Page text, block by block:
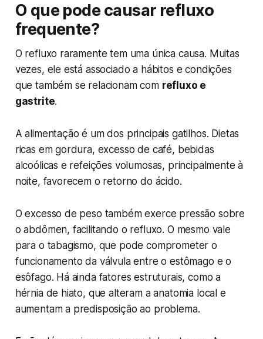
O que pode causar refluxo
frequente?
O refluxo raramente tem uma única causa. Muitas
vezes, ele está associado a hábitos e condições
que também se relacionam com refluxo e
gastrite.
A alimentação é um dos principais gatilhos. Dietas
ricas em gordura, excesso de café, bebidas
alcoólicas e refeições volumosas, principalmente à
noite, favorecem o retorno do ácido.
O excesso de peso também exerce pressão sobre
o abdômen, facilitando o refluxo. O mesmo vale
para o tabagismo, que pode comprometer o
funcionamento da válvula entre o estômago e o
esôfago. Há ainda fatores estruturais, como a
hérnia de hiato, que alteram a anatomia local e
aumentam a predisposição ao problema.